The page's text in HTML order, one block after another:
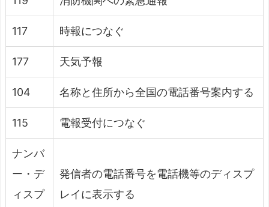
117 時報につなぐ
177 天気予報
104 名称と住所から全国の電話番号案内する
115 電報受付につなぐ
ナンバ
ー・デ
ィスプ
発信者の電話番号を電話機等のディスプ
レイに表示する